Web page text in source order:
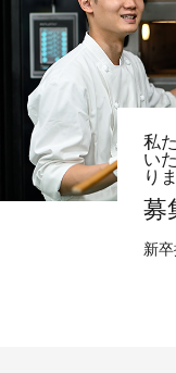
私
い
り
募
新